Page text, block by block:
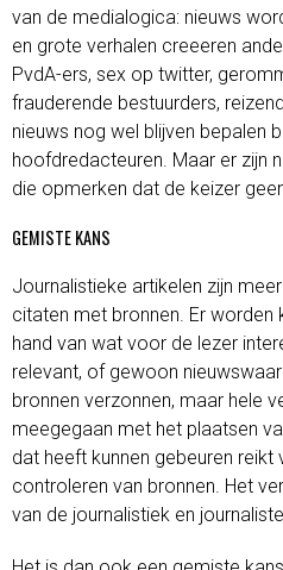
van de medialogica: nieuws
en grote verhalen creeeren
PvdA-ers, sex op twitter,
frauderende bestuurders,
nieuws nog wel blijven bepalen
hoofdredacteuren. Maar er zijn
die opmerken dat de keizer
GEMISTE KANS
Journalistieke artikelen zijn
citaten met bronnen. Er worden
hand van wat voor de lezer
relevant, of gewoon
bronnen verzonnen, maar hele
meegegaan met het plaatsen
dat heeft kunnen gebeuren reikt
controleren van bronnen. Het
van de journalistiek en